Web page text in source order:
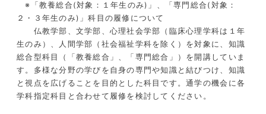
※「教養総合(対象：１年生のみ) 」、「専門総合(対象：
２・３年生のみ) 」科目の履修について
仏教学部、文学部、心理社会学部（臨床心理学科は１年
生のみ）、人間学部（社会福祉学科を除く）を対象に、知識
総合型科目（「教養総合」、「専門総合」）を開講していま
す。多様な分野の学びを自身の専門や知識と結びつけ、知識
と視点を広げることを目的とした科目です。通学の機会に各
学科指定科目と合わせて履修を検討してください。